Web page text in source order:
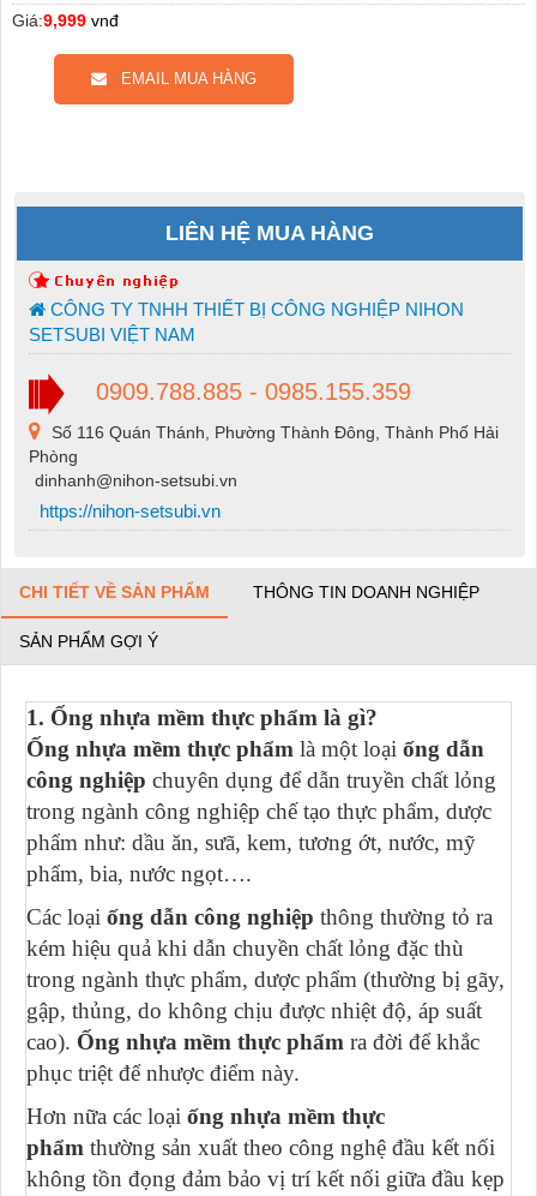
Giá:9,999 vnđ
EMAIL MUA HÀNG
LIÊN HỆ MUA HÀNG
CÔNG TY TNHH THIẾT BỊ CÔNG NGHIỆP NIHON
SETSUBI VIỆT NAM
0909.788.885 - 0985.155.359
Số 116 Quán Thánh, Phường Thành Đông, Thành Phố Hải
Phòng
dinhanh@nihon-setsubi.vn
https://nihon-setsubi.vn
CHI TIẾT VỀ SẢN PHẨM THÔNG TIN DOANH NGHIỆP
SẢN PHẨM GỢI Ý
1. Ống nhựa mềm thực phẩm là gì?
Ống nhựa mềm thực phẩm là một loại ống dẫn
công nghiệp chuyên dụng để dẫn truyền chất lỏng
trong ngành công nghiệp chế tạo thực phẩm, dược
phẩm như: dầu ăn, sưã, kem, tương ớt, nước, mỹ
phẩm, bia, nước ngọt….
Các loại ống dẫn công nghiệp thông thường tỏ ra
kém hiệu quả khi dẫn chuyền chất lỏng đặc thù
trong ngành thực phẩm, dược phẩm (thường bị gãy,
gập, thủng, do không chịu được nhiệt độ, áp suất
cao). Ống nhựa mềm thực phẩm ra đời để khắc
phục triệt để nhược điểm này.
Hơn nữa các loại ống nhựa mềm thực
phẩm thường sản xuất theo công nghệ đầu kết nối
không tồn đọng đảm bảo vị trí kết nối giữa đầu kẹp